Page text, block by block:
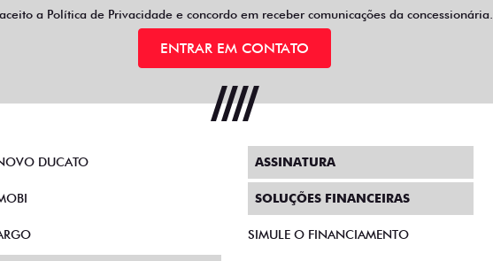
a Política de Privacidadee concordo em receber comunicações da concessionária.
ENTRAR EM CONTATO
DUCATO ASSINATURA
SOLUÇÕES FINANCEIRAS
SIMULE O FINANCIAMENTO